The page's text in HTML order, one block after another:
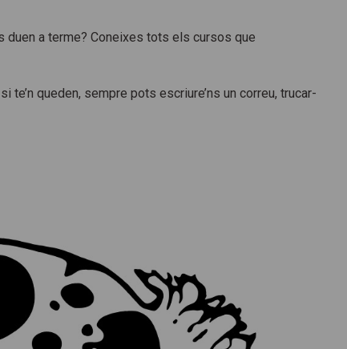
a terme? Coneixes tots els cursos que
te’n queden, sempre pots escriure’ns un correu, trucar-